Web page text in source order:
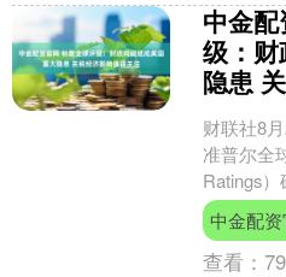
中金
级：
隐患
财联社8
准普尔全
Ratings
关税收入
级....
中金配
查看：79